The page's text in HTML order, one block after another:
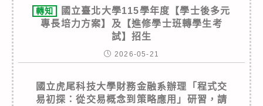
轉知
國立臺北大學115學年度【學士後多元
專長培力方案】及【進修學士班轉學生考
試】招生
2026-05-21
國立虎尾科技大學財務金融系辦理「程式交
易初探：從交易概念到策略應用」研習，請